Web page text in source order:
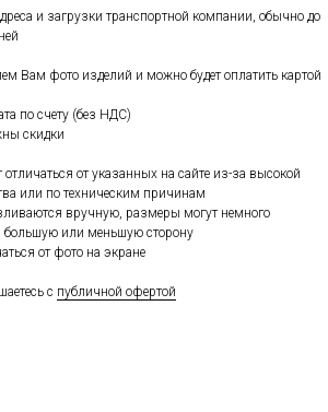
и загрузки транспортной компании, обычно до
Вам фото изделий и можно будет оплатить картой
по счету (без НДС)
скидки
от указанных на сайте из-за высокой
или по техническим причинам
вручную, размеры могут немного
большую или меньшую сторону
от фото на экране
с публичной офертой